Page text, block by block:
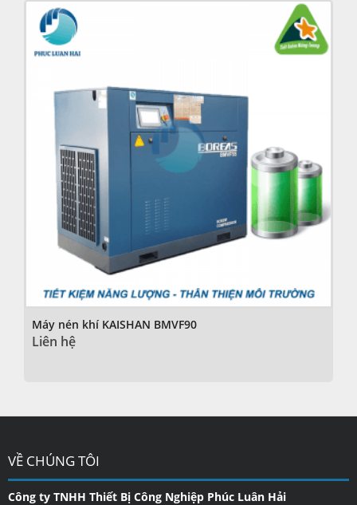
Máy nén khí KAISHAN BMVF90
Liên hệ
VỀ CHÚNG TÔI
Công ty TNHH Thiết Bị Công Nghiệp Phúc Luân Hải